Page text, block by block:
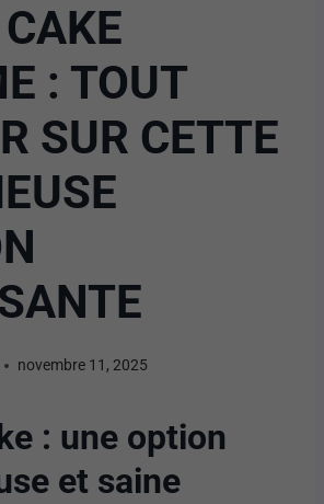
: TOUT
SUR CETTE
novembre 11, 2025
: une option
et saine